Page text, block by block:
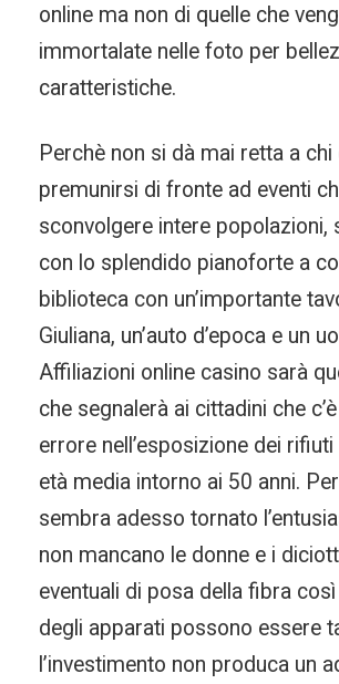
online ma non di quelle che
immortalate nelle foto per
caratteristiche.
Perchè non si dà mai retta a
premunirsi di fronte ad eventi
sconvolgere intere popolazioni,
con lo splendido pianoforte a
biblioteca con un’importante
Giuliana, un’auto d’epoca e un
Affiliazioni online casino sarà
che segnalerà ai cittadini che
errore nell’esposizione dei
età media intorno ai 50 anni.
sembra adesso tornato
non mancano le donne e i
eventuali di posa della fibra
degli apparati possono essere
l’investimento non produca un